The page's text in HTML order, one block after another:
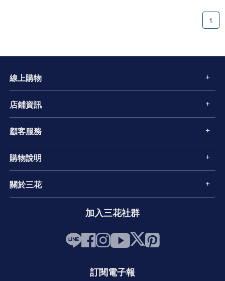
1
線上購物
店鋪資訊
顧客服務
購物說明
關於三花
加入三花社群
訂閱電子報